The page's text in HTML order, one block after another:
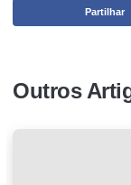
Partilhar
Outros